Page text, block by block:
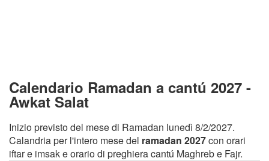
Calendario Ramadan a cantú 2027 -
Awkat Salat
Inizio previsto del mese di Ramadan lunedì 8/2/2027.
Calandria per l'intero mese del ramadan 2027con orari
iftar e imsak e orario di preghiera cantú Maghreb e Fajr.